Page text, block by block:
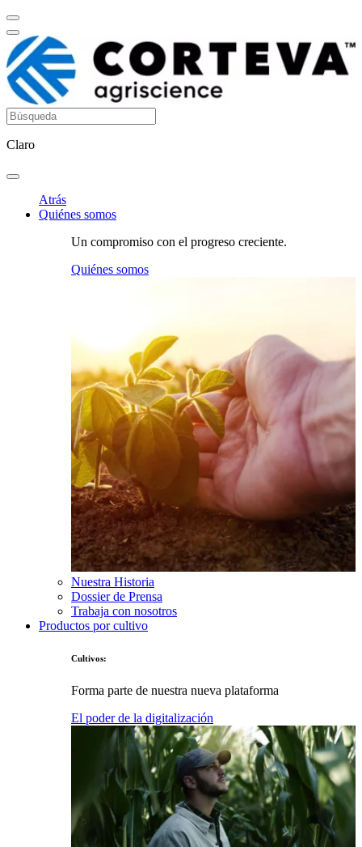
Claro
Atrás
Quiénes somos
Un compromiso con el progreso creciente.
Quiénes somos
Nuestra Historia
Dossier de Prensa
Trabaja con nosotros
Productos por cultivo
Cultivos:
Forma parte de nuestra nueva plataforma
El poder de la digitalización